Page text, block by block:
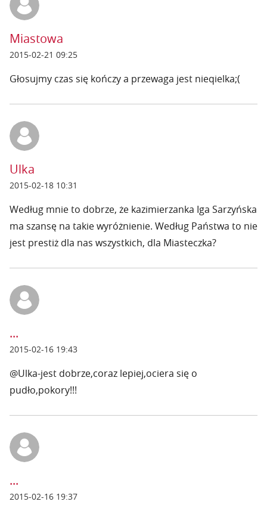
Miastowa
2015-02-21 09:25
Głosujmy czas się kończy a przewaga jest nieqielka;(
Ulka
2015-02-18 10:31
Według mnie to dobrze, że kazimierzanka Iga Sarzyńska
ma szansę na takie wyróżnienie. Według Państwa to nie
jest prestiż dla nas wszystkich, dla Miasteczka?
...
2015-02-16 19:43
@Ulka-jest dobrze,coraz lepiej,ociera się o
pudło,pokory!!!
...
2015-02-16 19:37